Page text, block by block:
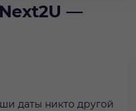
—
даты никто другой